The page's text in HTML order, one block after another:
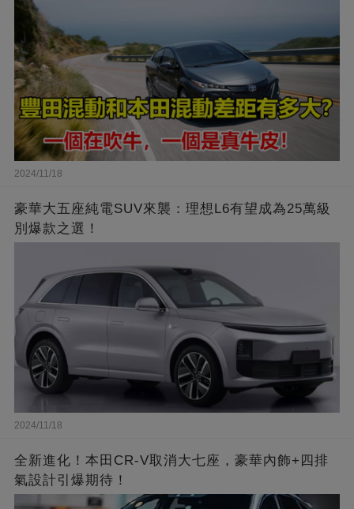
2024/11/18
豪華大五座純電SUV來襲：理想L6有望成為25萬級
別爆款之選！
2024/11/18
全新進化！本田CR-V取消大七座，豪華內飾+四排
氣設計引爆期待！